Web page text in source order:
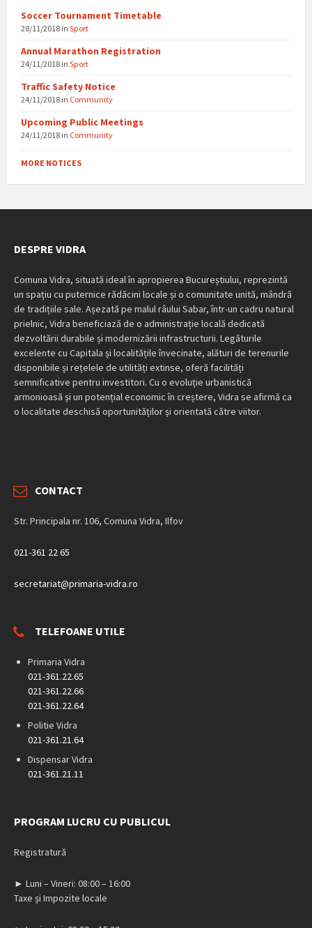
Soccer Tournament Timetable
28/11/2018 in Sport
Annual Marathon Registration
24/11/2018 in Sport
Traffic Safety Notice
24/11/2018 in Community
Upcoming Public Meetings
24/11/2018 in Community
MORE NOTICES
DESPRE VIDRA
Comuna Vidra, situată ideal în apropierea Bucureștiului, reprezintă
un spațiu cu puternice rădăcini locale și o comunitate unită, mândră
de tradițiile sale. Așezată pe malul râului Sabar, într-un cadru natural
prielnic, Vidra beneficiază de o administrație locală dedicată
dezvoltării durabile și modernizării infrastructurii. Legăturile
excelente cu Capitala și localitățile învecinate, alături de terenurile
disponibile și rețelele de utilități extinse, oferă facilități
semnificative pentru investitori. Cu o evoluție urbanistică
armonioasă și un potențial economic în creștere, Vidra se afirmă ca
o localitate deschisă oportunităților și orientată către viitor.
CONTACT
Str. Principala nr. 106, Comuna Vidra, Ilfov
021-361 22 65
secretariat@primaria-vidra.ro
TELEFOANE UTILE
Primaria Vidra
021-361.22.65
021-361.22.66
021-361.22.64
Politie Vidra
021-361.21.64
Dispensar Vidra
021-361.21.11
PROGRAM LUCRU CU PUBLICUL
Registratură
► Luni – Vineri: 08:00 – 16:00
Taxe și Impozite locale